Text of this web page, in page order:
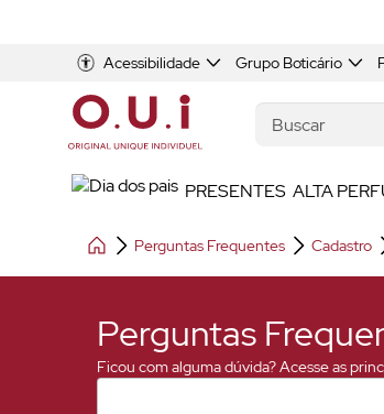
Acessibilidade Grupo Boticário
PRESENTES ALTA
Perguntas Frequentes Cadastro
Perguntas
Ficou com alguma dúvida? Acesse as